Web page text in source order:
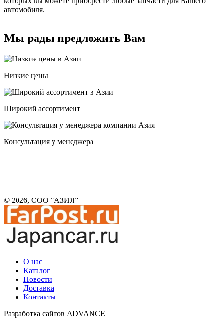
автомобиля.
Мы рады предложить Вам
Низкие цены
Широкий ассортимент
Консультация у менеджера
© 2026, ООО “АЗИЯ”
О нас
Каталог
Новости
Доставка
Контакты
Разработка сайтов ADVANCE